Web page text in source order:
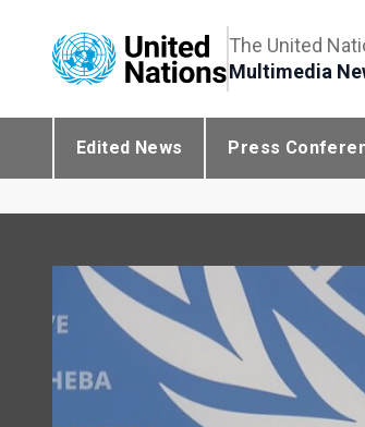
The United
Multimedia
Edited News Press